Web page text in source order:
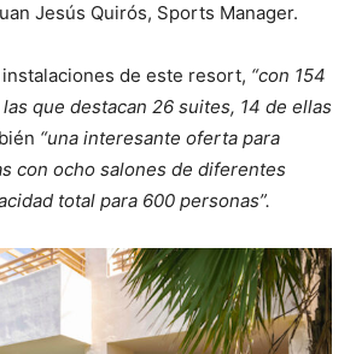
Jesús Quirós, Sports Manager.
de este resort, “con 154
que destacan 26 suites, 14 de ellas
“una interesante oferta para
con ocho salones de diferentes
total para 600 personas”.